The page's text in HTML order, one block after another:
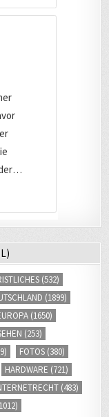
(532)
(1899)
(1650)
(253)
FOTOS (380)
HARDWARE (721)
(483)